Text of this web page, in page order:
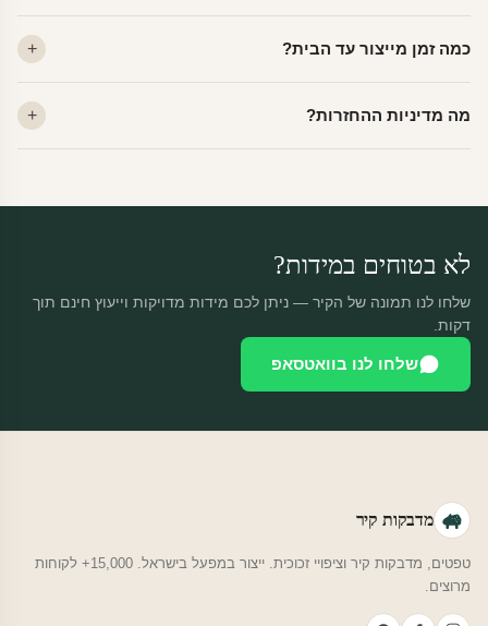
מתאים לקיר מטויח, גבס, קרמיקה וזכוכית.
כמה זמן מייצור עד הבית?
יוצאות באותו יום.
מה מדיניות ההחזרות?
לא בטוחים במידות?
שלחו לנו תמונה של הקיר — ניתן לכם מידות מדויקות וייעוץ חינם תוך
דקות.
שלחו לנו בוואטסאפ
מדבקות קיר
טפטים, מדבקות קיר וציפויי זכוכית. ייצור במפעל בישראל. 15,000+ לקוחות
מרוצים.